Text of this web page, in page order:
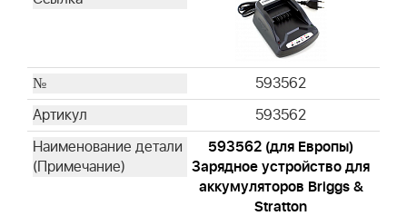
593562
593562
593562 (для Европы)
Зарядное устройство для
аккумуляторов Briggs &
Stratton